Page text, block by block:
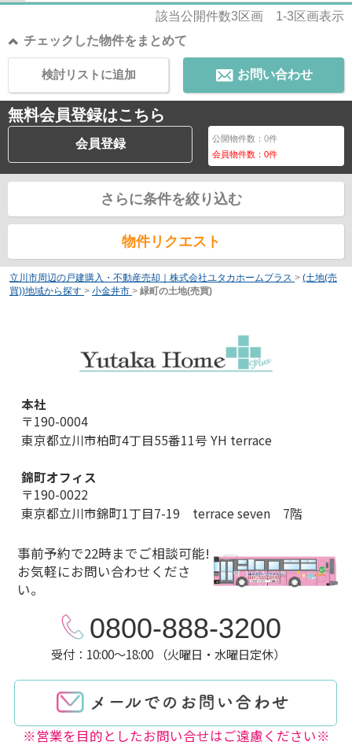
で建築できます。
該当公開件数3 区画 1-3 区画表示
チェックした物件をまとめて
お問い合わせ
検討リストに追加
無料会員登録はこちら
会員登録 公開物件数：0件
会員物件数：0件
さらに条件を絞り込む
物件リクエスト
立川市周辺の戸建購入・不動産売却｜株式会社ユタカホームプラス > (土地(売
買))地域から探す > 小金井市 > 緑町の土地(売買)
本社
〒190-0004
東京都立川市柏町4丁目55番11号 YH terrace
錦町オフィス
〒190-0022
東京都立川市錦町1丁目7-19 terrace seven 7階
事前予約で22時までご相談可能!
お気軽にお問い合わせくださ
い。
0800-888-3200
受付：10:00～18:00 （火曜日・水曜日定休）
※営業を目的としたお問い合せはご遠慮ください※